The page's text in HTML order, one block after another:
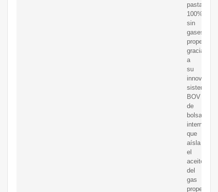
pastas.
100%
sin
gases
gracias
a
su
innovador
sistema
BOV
de
bolsa
interna
que
aísla
el
aceite
del
gas
propelente,